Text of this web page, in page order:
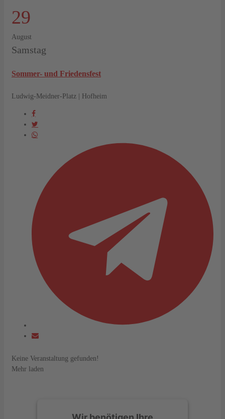
29
August
Samstag
Sommer- und Friedensfest
Ludwig-Meidner-Platz | Hofheim
Keine Veranstaltung gefunden!
Mehr laden